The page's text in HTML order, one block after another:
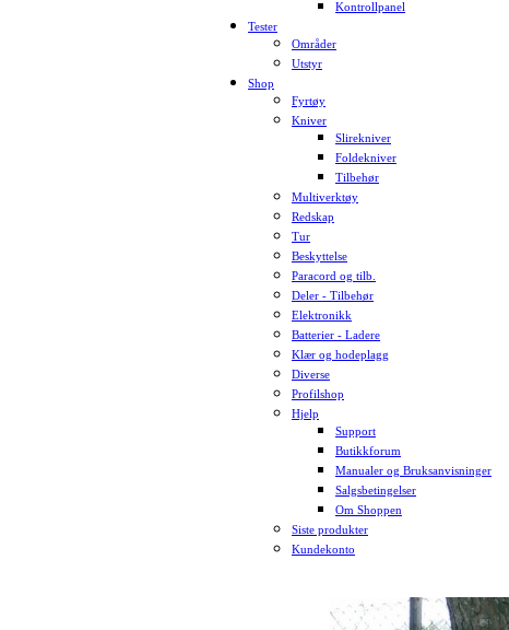
Kontrollpanel
Tester
Områder
Utstyr
Shop
Fyrtøy
Kniver
Slirekniver
Foldekniver
Tilbehør
Multiverktøy
Redskap
Tur
Beskyttelse
Paracord og tilb.
Deler - Tilbehør
Elektronikk
Batterier - Ladere
Klær og hodeplagg
Diverse
Profilshop
Hjelp
Support
Butikkforum
Manualer og Bruksanvisninger
Salgsbetingelser
Om Shoppen
Siste produkter
Kundekonto